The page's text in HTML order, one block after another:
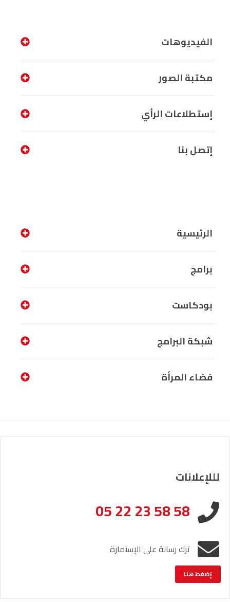
الفيديوهات
مكتبة الصور
إستطلاعات الرأي
إتصل بنا
الرئيسية
برامج
بودكاست
شبكة البرامج
فضاء المرأة
لللإعلانات
05 22 23 58 58
ترك رسالة على الإستمارة
إضغط هنا